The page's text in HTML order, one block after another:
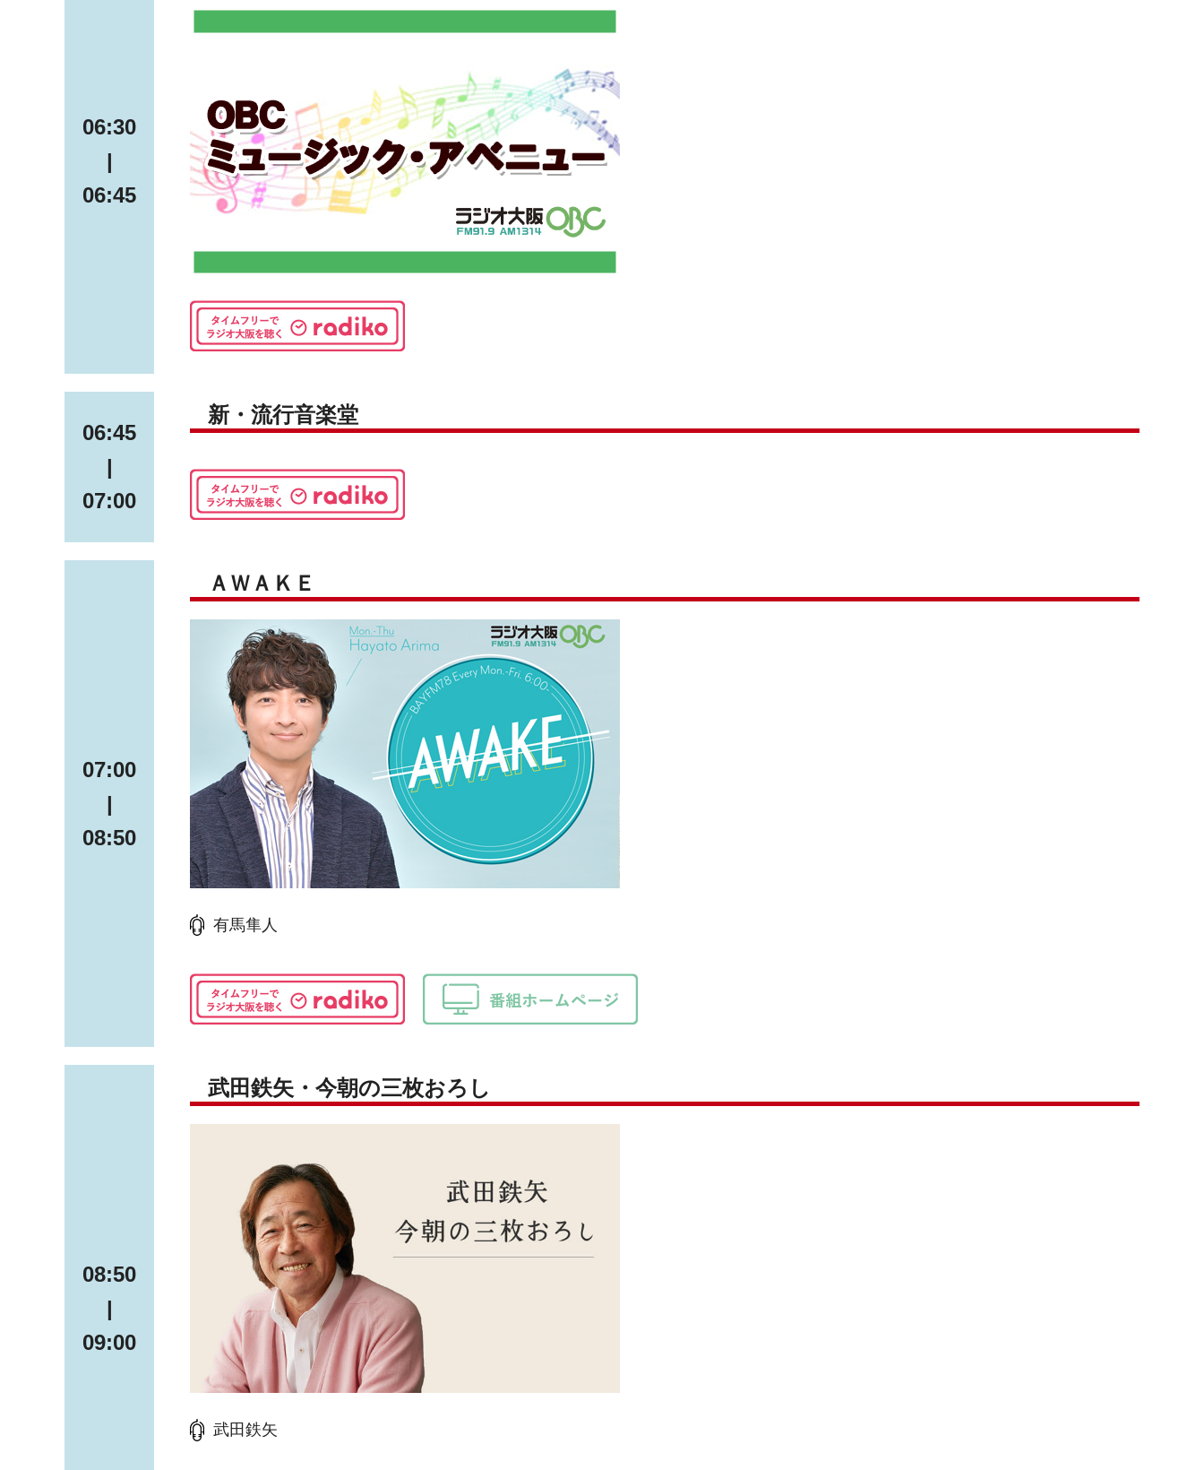
06:30
|
06:45
06:45
|
07:00
新・流行音楽堂
07:00
|
08:50
ＡＷＡＫＥ
有馬隼人
08:50
|
09:00
武田鉄矢・今朝の三枚おろし
武田鉄矢